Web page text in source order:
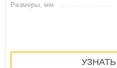
Размеры, мм